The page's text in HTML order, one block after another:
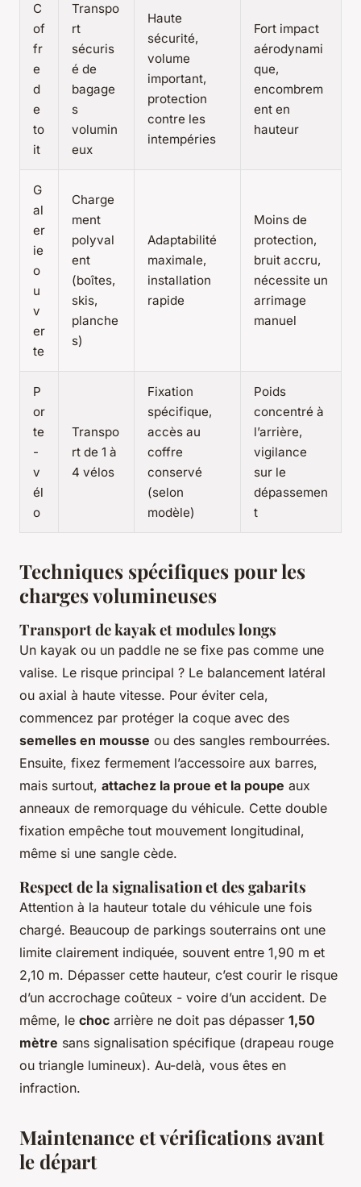
C
of
fr
e
d
e
to
it
Transpo
rt
sécuris
é de
bagage
s
volumin
eux
Haute
sécurité,
volume
important,
protection
contre les
intempéries
Fort impact
aérodynami
que,
encombrem
ent en
hauteur
G
al
er
ie
o
u
v
er
te
Charge
ment
polyval
ent
(boîtes,
skis,
planche
s)
Adaptabilité
maximale,
installation
rapide
Moins de
protection,
bruit accru,
nécessite un
arrimage
manuel
P
or
te
-
v
él
o
Transpo
rt de 1 à
4 vélos
Fixation
spécifique,
accès au
coffre
conservé
(selon
modèle)
Poids
concentré à
l’arrière,
vigilance
sur le
dépassemen
t
Techniques spécifiques pour les
charges volumineuses
Transport de kayak et modules longs
Un kayak ou un paddle ne se fixe pas comme une
valise. Le risque principal ? Le balancement latéral
ou axial à haute vitesse. Pour éviter cela,
commencez par protéger la coque avec des
semelles en mousse ou des sangles rembourrées.
Ensuite, fixez fermement l’accessoire aux barres,
mais surtout, attachez la proue et la poupe aux
anneaux de remorquage du véhicule. Cette double
fixation empêche tout mouvement longitudinal,
même si une sangle cède.
Respect de la signalisation et des gabarits
Attention à la hauteur totale du véhicule une fois
chargé. Beaucoup de parkings souterrains ont une
limite clairement indiquée, souvent entre 1,90 m et
2,10 m. Dépasser cette hauteur, c’est courir le risque
d’un accrochage coûteux - voire d’un accident. De
même, le choc arrière ne doit pas dépasser 1,50
mètre sans signalisation spécifique (drapeau rouge
ou triangle lumineux). Au-delà, vous êtes en
infraction.
Maintenance et vérifications avant
le départ